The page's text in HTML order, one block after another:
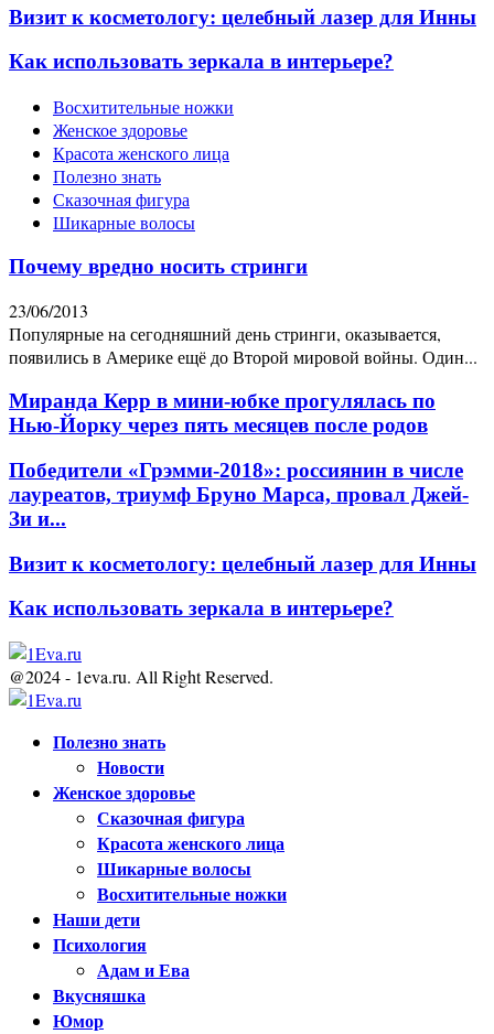
Визит к косметологу: целебный лазер для Инны
Как использовать зеркала в интерьере?
Восхитительные ножки
Женское здоровье
Красота женского лица
Полезно знать
Сказочная фигура
Шикарные волосы
Почему вредно носить стринги
23/06/2013
Популярные на сегодняшний день стринги, оказывается,
появились в Америке ещё до Второй мировой войны. Один...
Миранда Керр в мини-юбке прогулялась по
Нью-Йорку через пять месяцев после родов
Победители «Грэмми-2018»: россиянин в числе
лауреатов, триумф Бруно Марса, провал Джей-
Зи и...
Визит к косметологу: целебный лазер для Инны
Как использовать зеркала в интерьере?
@2024 - 1eva.ru. All Right Reserved.
Полезно знать
Новости
Женское здоровье
Сказочная фигура
Красота женского лица
Шикарные волосы
Восхитительные ножки
Наши дети
Психология
Адам и Ева
Вкусняшка
Юмор